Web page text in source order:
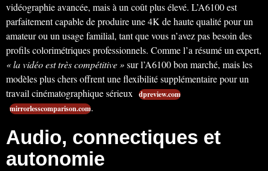
vidéographie avancée, mais à un coût plus élevé. L’A6100 est
parfaitement capable de produire une 4K de haute qualité pour un
amateur ou un usage familial, tant que vous n’avez pas besoin des
profils colorimétriques professionnels. Comme l’a résumé un expert,
« la vidéo est très compétitive »sur l’A6100 bon marché, mais les
modèles plus chers offrent une flexibilité supplémentaire pour un
travail cinématographique sérieux dpreview.com
mirrorlesscomparison.com.
Audio, connectiques et
autonomie